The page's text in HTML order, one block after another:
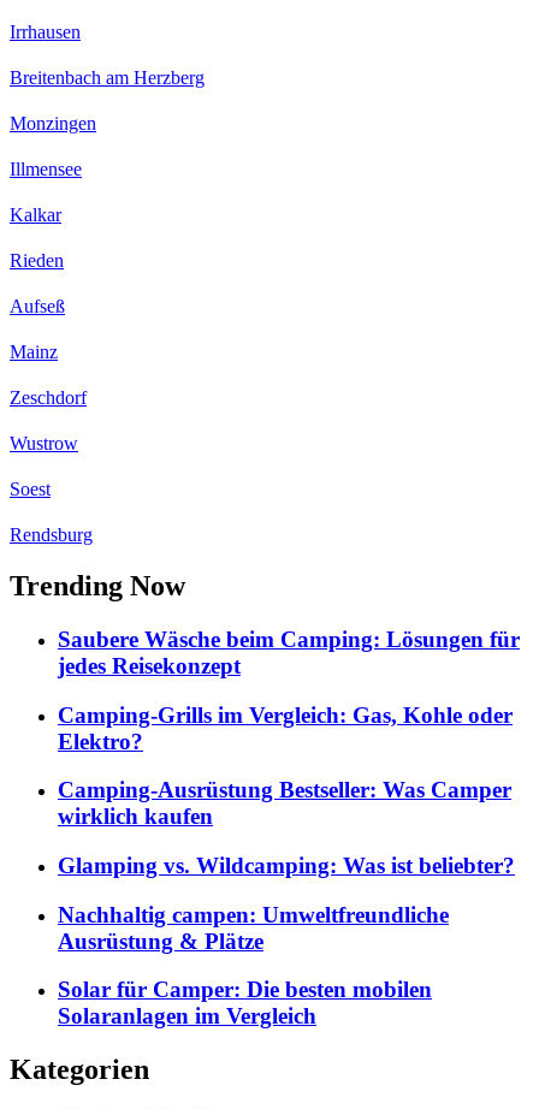
Irrhausen
Breitenbach am Herzberg
Monzingen
Illmensee
Kalkar
Rieden
Aufseß
Mainz
Zeschdorf
Wustrow
Soest
Rendsburg
Trending Now
Saubere Wäsche beim Camping: Lösungen für
jedes Reisekonzept
Camping-Grills im Vergleich: Gas, Kohle oder
Elektro?
Camping-Ausrüstung Bestseller: Was Camper
wirklich kaufen
Glamping vs. Wildcamping: Was ist beliebter?
Nachhaltig campen: Umweltfreundliche
Ausrüstung & Plätze
Solar für Camper: Die besten mobilen
Solaranlagen im Vergleich
Kategorien